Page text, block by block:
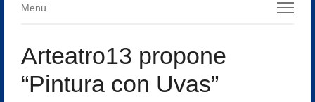
Menu
Menu
Arteatro13 propone
“Pintura con Uvas”